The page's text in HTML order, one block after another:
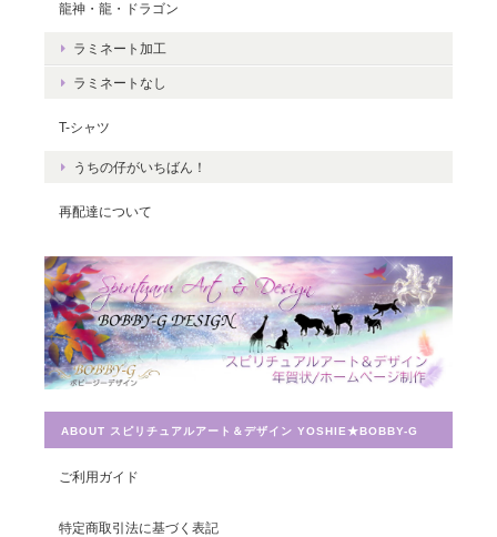
無事にお手元に届き、安心いたしまし
て、嬉しいです。 これから、ますますた
2019/07/26
とても迅速に対応していただき感謝しています。 ありがとうござ
いました。
龍神・龍・ドラゴン
ラミネート加工
ラミネートなし
T-シャツ
うちの仔がいちばん！
再配達について
ABOUT スピリチュアルアート＆デザイン YOSHIE★BOBBY-G
ご利用ガイド
特定商取引法に基づく表記